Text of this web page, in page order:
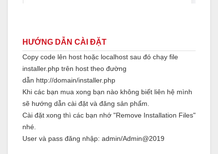
HƯỚNG DẪN CÀI ĐẶT
Copy code lên host hoặc localhost sau đó chạy file
installer.php trên host theo đường
dẫn http://domain/installer.php
Khi các bạn mua xong bạn nào không biết liên hệ mình
sẽ hướng dẫn cài đặt và đăng sản phẩm.
Cài đặt xong thì các bạn nhớ "Remove Installation Files"
nhé.
User và pass đăng nhập: admin/Admin@2019